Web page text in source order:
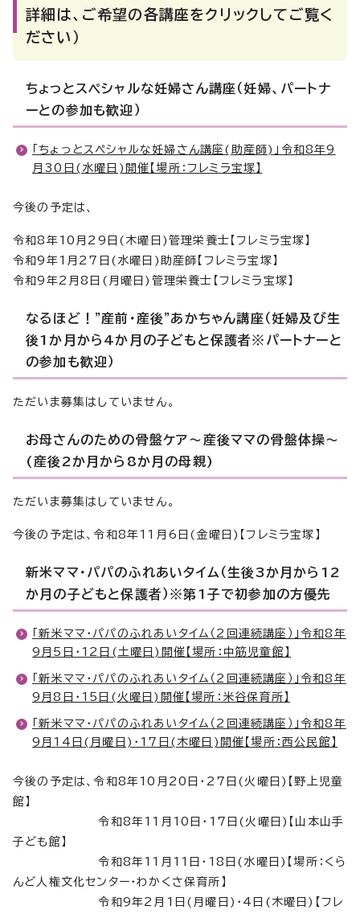
詳細は、ご希望の各講座をクリックしてご覧く
ださい）
ちょっとスペシャルな妊婦さん講座（妊婦、パートナ
ーとの参加も歓迎）
「ちょっとスペシャルな妊婦さん講座(助産師)」令和8年9
月30日(水曜日)開催【場所：フレミラ宝塚】
今後の予定は、
令和8年10月29日(木曜日)管理栄養士【フレミラ宝塚】
令和9年1月27日(水曜日)助産師【フレミラ宝塚】
令和9年2月8日(月曜日)管理栄養士【フレミラ宝塚】
なるほど！”産前・産後”あかちゃん講座（妊婦及び生
後1か月から4か月の子どもと保護者※パートナーと
の参加も歓迎）
ただいま募集はしていません。
お母さんのための骨盤ケア～産後ママの骨盤体操～
(産後2か月から8か月の母親)
ただいま募集はしていません。
今後の予定は、令和8年11月6日(金曜日)【フレミラ宝塚】
新米ママ・パパのふれあいタイム（生後3か月から12
か月の子どもと保護者）※第1子で初参加の方優先
「新米ママ・パパのふれあいタイム（2回連続講座）」令和8年
9月5日・12日(土曜日)開催【場所：中筋児童館】
「新米ママ・パパのふれあいタイム（2回連続講座）」令和8年
9月8日・15日(火曜日)開催【場所：米谷保育所】
「新米ママ・パパのふれあいタイム（2回連続講座）」令和8年
9月14日(月曜日)・17日(木曜日)開催【場所：西公民館】
今後の予定は、令和8年10月20日・27日(火曜日)【野上児童
館】
令和8年11月10日・17日(火曜日)【山本山手
子ども館】
令和8年11月11日・18日(水曜日)【場所：くら
んど人権文化センター・わかくさ保育所】
令和9年2月1日(月曜日)・4日(木曜日)【フレ